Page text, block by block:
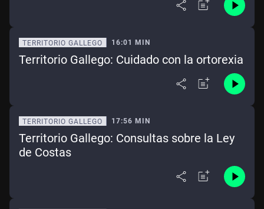
TERRITORIO GALLEGO 16:01 MIN
Territorio Gallego: Cuidado con la ortorexia
TERRITORIO GALLEGO 17:56 MIN
Territorio Gallego: Consultas sobre la Ley
de Costas